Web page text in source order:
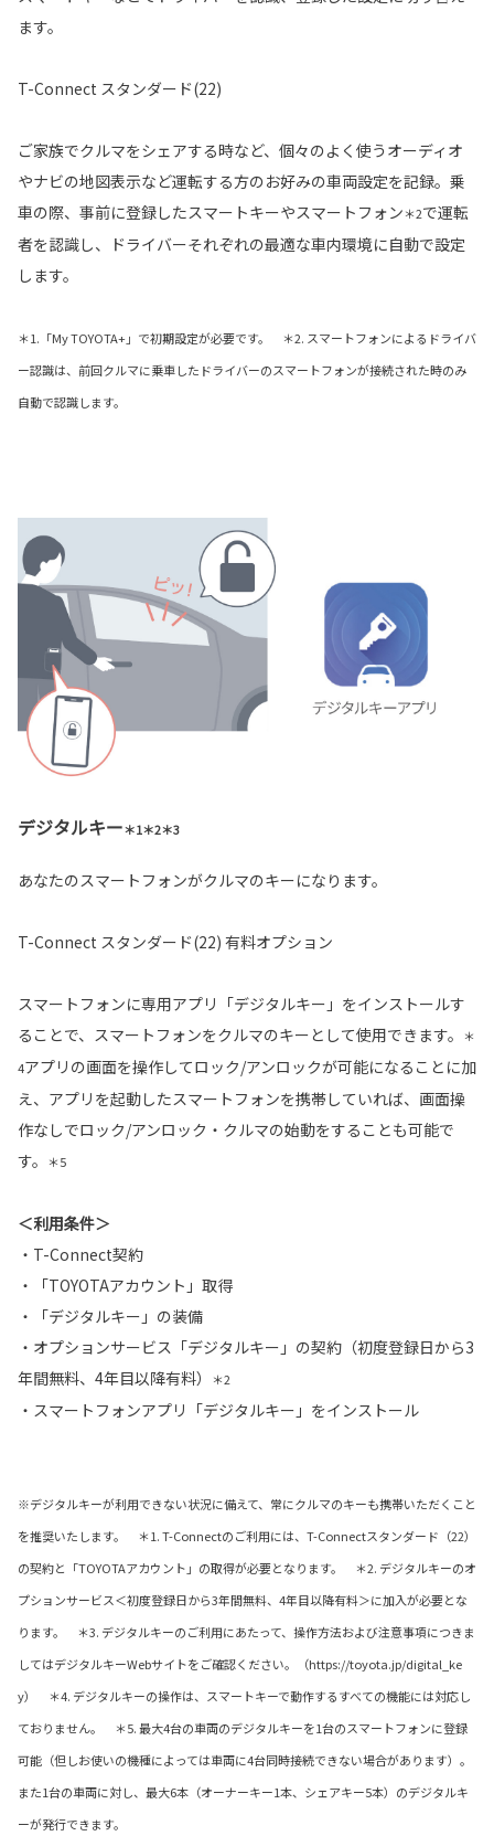
ます。
T-Connect スタンダード(22)
ご家族でクルマをシェアする時など、個々のよく使うオーディオ
やナビの地図表示など運転する方のお好みの車両設定を記録。乗
車の際、事前に登録したスマートキーやスマートフォン＊2で運転
者を認識し、ドライバーそれぞれの最適な車内環境に自動で設定
します。
＊1.「My TOYOTA+」で初期設定が必要です。 ＊2. スマートフォンによるドライバ
ー認識は、前回クルマに乗車したドライバーのスマートフォンが接続された時のみ
自動で認識します。
デジタルキー＊1＊2＊3
あなたのスマートフォンがクルマのキーになります。
T-Connect スタンダード(22) 有料オプション
スマートフォンに専用アプリ「デジタルキー」をインストールす
ることで、スマートフォンをクルマのキーとして使用できます。
＊
4アプリの画面を操作してロック/アンロックが可能になることに加
え、アプリを起動したスマートフォンを携帯していれば、画面操
作なしでロック/アンロック・クルマの始動をすることも可能で
す。
＊5
＜利用条件＞
・T-Connect契約
・「TOYOTAアカウント」取得
・「デジタルキー」の装備
・オプションサービス「デジタルキー」の契約（初度登録日から3
年間無料、4年目以降有料）
＊2
・スマートフォンアプリ「デジタルキー」をインストール
※デジタルキーが利用できない状況に備えて、常にクルマのキーも携帯いただくこと
を推奨いたします。 ＊1. T-Connectのご利用には、T-Connectスタンダード（22）
の契約と「TOYOTAアカウント」の取得が必要となります。 ＊2. デジタルキーのオ
プションサービス＜初度登録日から3年間無料、4年目以降有料＞に加入が必要とな
ります。 ＊3. デジタルキーのご利用にあたって、操作方法および注意事項につきま
してはデジタルキーWebサイトをご確認ください。（https://toyota.jp/digital_ke
y） ＊4. デジタルキーの操作は、スマートキーで動作するすべての機能には対応し
ておりません。 ＊5. 最大4台の車両のデジタルキーを1台のスマートフォンに登録
可能（但しお使いの機種によっては車両に4台同時接続できない場合があります）。
また1台の車両に対し、最大6本（オーナーキー1本、シェアキー5本）のデジタルキ
ーが発行できます。